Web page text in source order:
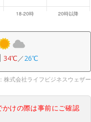
34℃／26℃
株式会社ライフビジネスウェザー
けの際は事前にご確認